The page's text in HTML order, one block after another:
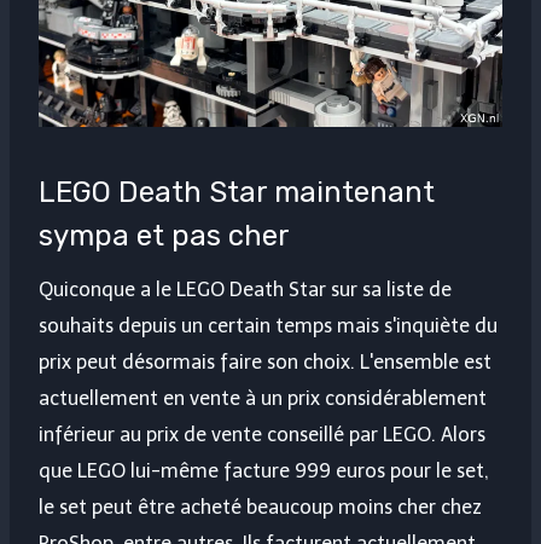
LEGO Death Star maintenant
sympa et pas cher
Quiconque a le LEGO Death Star sur sa liste de
souhaits depuis un certain temps mais s'inquiète du
prix peut désormais faire son choix. L'ensemble est
actuellement en vente à un prix considérablement
inférieur au prix de vente conseillé par LEGO. Alors
que LEGO lui-même facture 999 euros pour le set,
le set peut être acheté beaucoup moins cher chez